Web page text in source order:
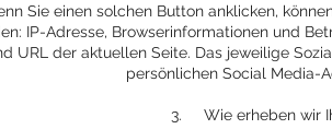
Sie einen solchen Button anklicken,
IP-Adresse, Browserinformationen und
URL der aktuellen Seite. Das jeweilige
persönlichen Social Media-
3. Wie erheben wir